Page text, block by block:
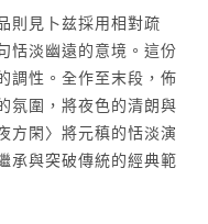
則見卜兹採用相對疏
恬淡幽遠的意境。這份
調性。全作至末段，佈
氛圍，將夜色的清朗與
方閑〉將元稹的恬淡演
承與突破傳統的經典範